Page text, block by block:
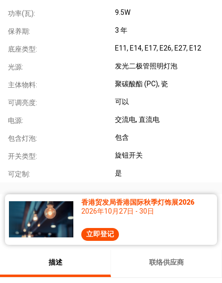
功率(瓦): 9.5W
保养期: 3 年
底座类型: E11, E14, E17, E26, E27, E12
光源: 发光二极管照明灯泡
主体物料: 聚碳酸酯 (PC), 瓷
可调亮度: 可以
电源: 交流电, 直流电
包含灯泡: 包含
开关类型: 旋钮开关
可定制: 是
香港贸发局香港国际秋季灯饰展2026
2026年10月27日 - 30日
立即登记
描述 联络供应商